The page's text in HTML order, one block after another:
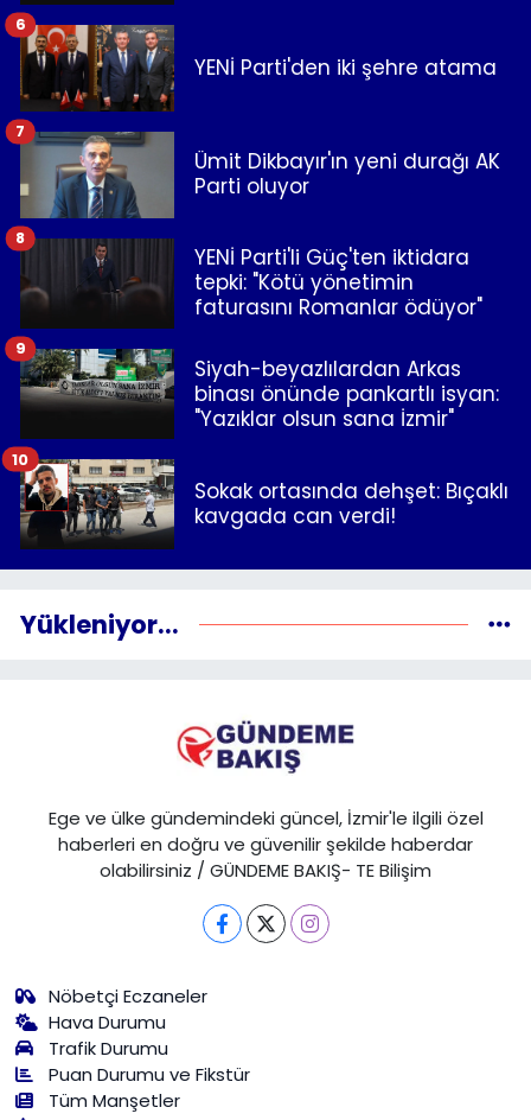
YENİ Parti'den iki şehre atama
6
Ümit Dikbayır'ın yeni durağı AK
Parti oluyor
7
YENİ Parti'li Güç'ten iktidara
tepki: "Kötü yönetimin
faturasını Romanlar ödüyor"
8
Siyah-beyazlılardan Arkas
binası önünde pankartlı isyan:
"Yazıklar olsun sana İzmir"
9
Sokak ortasında dehşet: Bıçaklı
kavgada can verdi!
10
Yükleniyor...
Ege ve ülke gündemindeki güncel, İzmir'le ilgili özel
haberleri en doğru ve güvenilir şekilde haberdar
olabilirsiniz / GÜNDEME BAKIŞ- TE Bilişim
Nöbetçi Eczaneler
Hava Durumu
Trafik Durumu
Puan Durumu ve Fikstür
Tüm Manşetler